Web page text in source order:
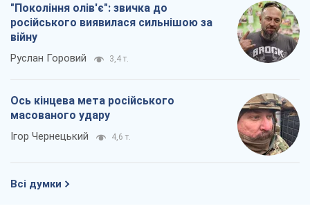
"Покоління олів'є": звичка до
російського виявилася сильнішою за
війну
Руслан Горовий 3,4 т.
Ось кінцева мета російського
масованого удару
Ігор Чернецький 4,6 т.
Всі думки